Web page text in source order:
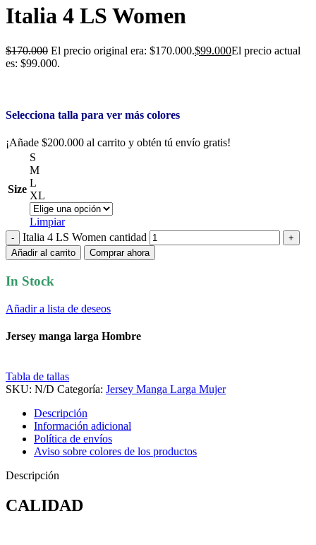
Italia 4 LS Women
$170.000 El precio original era: $170.000.$99.000El precio actual
es: $99.000.
Selecciona talla para ver más colores
¡Añade $200.000 al carrito y obtén tú envío gratis!
Size
S
M
L
XL
Limpiar
Italia 4 LS Women cantidad
Añadir al carrito Comprar ahora
In Stock
Añadir a lista de deseos
Jersey manga larga Hombre
Tabla de tallas
SKU: N/D Categoría: Jersey Manga Larga Mujer
Descripción
Información adicional
Política de envíos
Aviso sobre colores de los productos
Descripción
CALIDAD